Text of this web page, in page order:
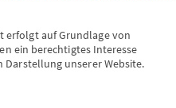
erfolgt auf Grundlage von
ein berechtigtes Interesse
Darstellung unserer Website.